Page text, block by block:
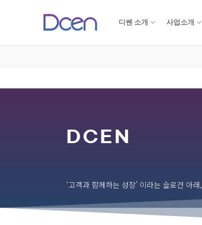
디쎈 소개 사업소개
DCEN
‘고객과 함께하는 성장’ 이라는 슬로건 아